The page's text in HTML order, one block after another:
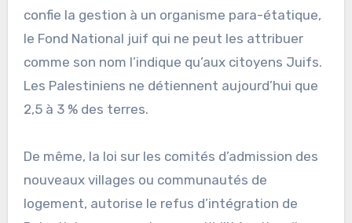
confie la gestion à un organisme para-étatique,
le Fond National juif qui ne peut les attribuer
comme son nom l’indique qu’aux citoyens Juifs.
Les Palestiniens ne détiennent aujourd’hui que
2,5 à 3 % des terres.
De même, la loi sur les comités d’admission des
nouveaux villages ou communautés de
logement, autorise le refus d’intégration de